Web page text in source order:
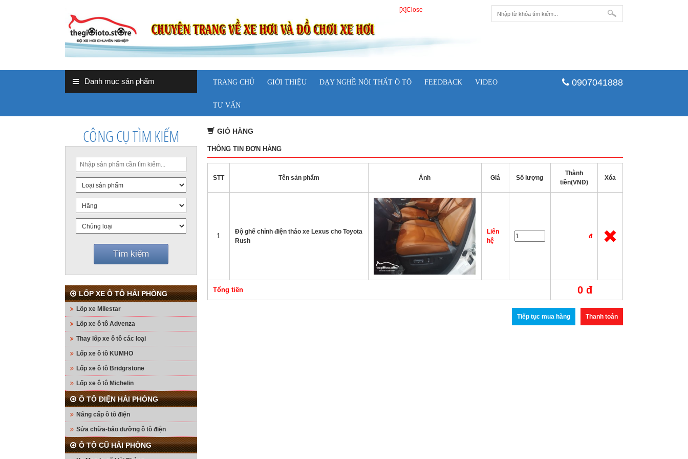
Danh mục sản phẩm
[X]Close
TRANG CHỦ GIỚI THIỆU DẠY NGHỀ NỘI THẤT Ô TÔ FEEDBACK VIDEO
TƯ VẤN
0907041888
CÔNG CỤ TÌM KIẾM
LỐP XE Ô TÔ HẢI PHÒNG
Lốp xe Milestar
Lốp xe ô tô Advenza
Thay lốp xe ô tô các loại
Lốp xe ô tô KUMHO
Lốp xe ô tô Bridgrstone
Lốp xe ô tô Michelin
Ô TÔ ĐIỆN HẢI PHÒNG
Nâng cấp ô tô điện
Sửa chữa-bảo dưỡng ô tô điện
Ô TÔ CŨ HẢI PHÒNG
GIỎ HÀNG
THÔNG TIN ĐƠN HÀNG
STT Tên sản phẩm Ảnh Giá Số lượng
Thành
tiền(VNĐ)
Xóa
1
Độ ghế chỉnh điện tháo xe Lexus cho Toyota
Rush
Liên
hệ
đ
Tổng tiền 0 đ
Tiếp tục mua hàng Thanh toán